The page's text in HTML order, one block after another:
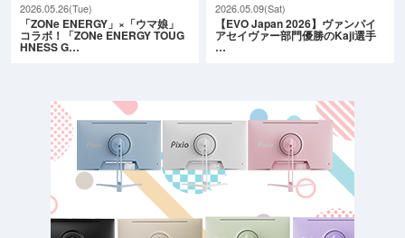
2026.05.26(Tue)
「ZONe ENERGY」×「ウマ娘」
コラボ！「ZONe ENERGY TOUG
HNESS G…
2026.05.09(Sat)
【EVO Japan 2026】ヴァンパイ
アセイヴァー部門優勝のKaji選手
…